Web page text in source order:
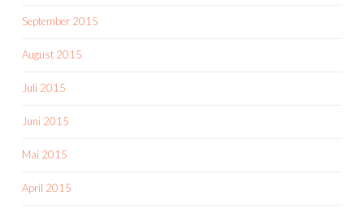
September 2015
August 2015
Juli 2015
Juni 2015
Mai 2015
April 2015